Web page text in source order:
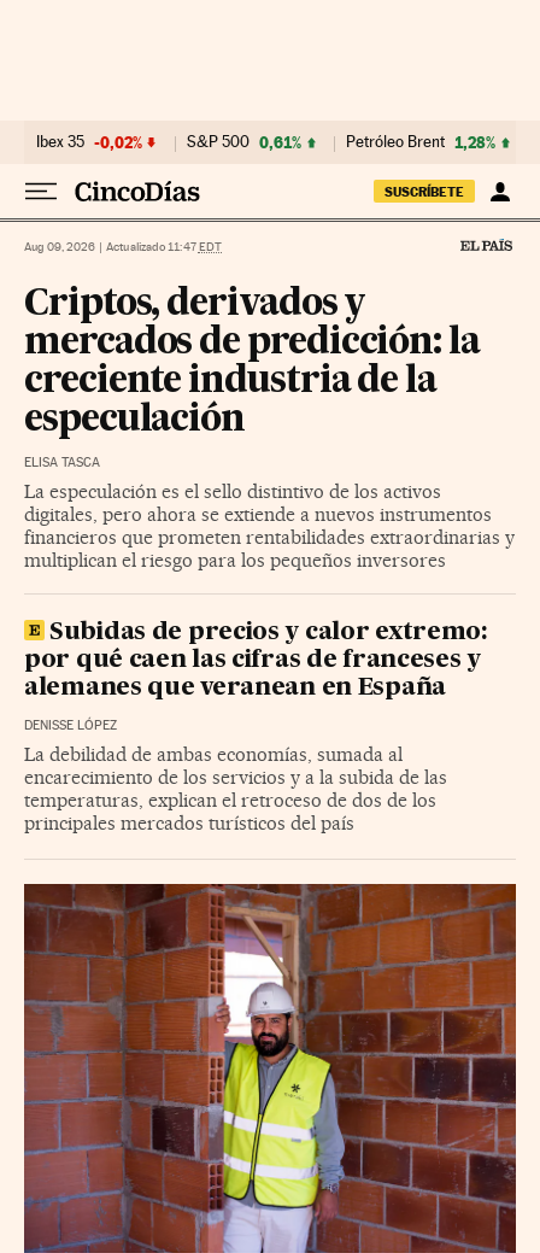
Ibex 35 -0,02% S&P 500 0,61% Petróleo Brent 1,28%
SUSCRÍBETE
Aug 09, 2026 | Actualizado 11:47EDT
Criptos, derivados y
mercados de predicción: la
creciente industria de la
especulación
ELISA TASCA
La especulación es el sello distintivo de los activos
digitales, pero ahora se extiende a nuevos instrumentos
financieros que prometen rentabilidades extraordinarias y
multiplican el riesgo para los pequeños inversores
Subidas de precios y calor extremo:
por qué caen las cifras de franceses y
alemanes que veranean en España
DENISSE LÓPEZ
La debilidad de ambas economías, sumada al
encarecimiento de los servicios y a la subida de las
temperaturas, explican el retroceso de dos de los
principales mercados turísticos del país